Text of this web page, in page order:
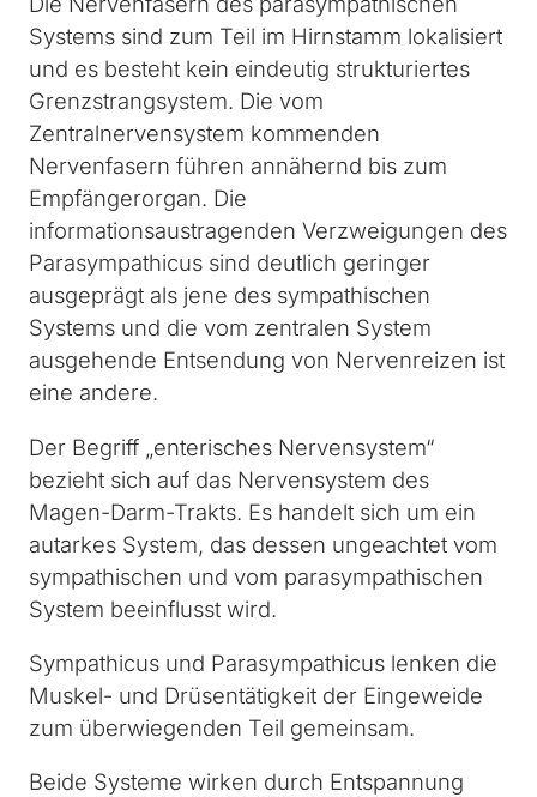
Systems sind zum Teil im Hirnstamm lokalisiert
und es besteht kein eindeutig strukturiertes
Grenzstrangsystem. Die vom
Zentralnervensystem kommenden
Nervenfasern führen annähernd bis zum
Empfängerorgan. Die
informationsaustragenden Verzweigungen des
Parasympathicus sind deutlich geringer
ausgeprägt als jene des sympathischen
Systems und die vom zentralen System
ausgehende Entsendung von Nervenreizen ist
eine andere.
Der Begriff „enterisches Nervensystem“
bezieht sich auf das Nervensystem des
Magen-Darm-Trakts. Es handelt sich um ein
autarkes System, das dessen ungeachtet vom
sympathischen und vom parasympathischen
System beeinflusst wird.
Sympathicus und Parasympathicus lenken die
Muskel- und Drüsentätigkeit der Eingeweide
zum überwiegenden Teil gemeinsam.
Beide Systeme wirken durch Entspannung